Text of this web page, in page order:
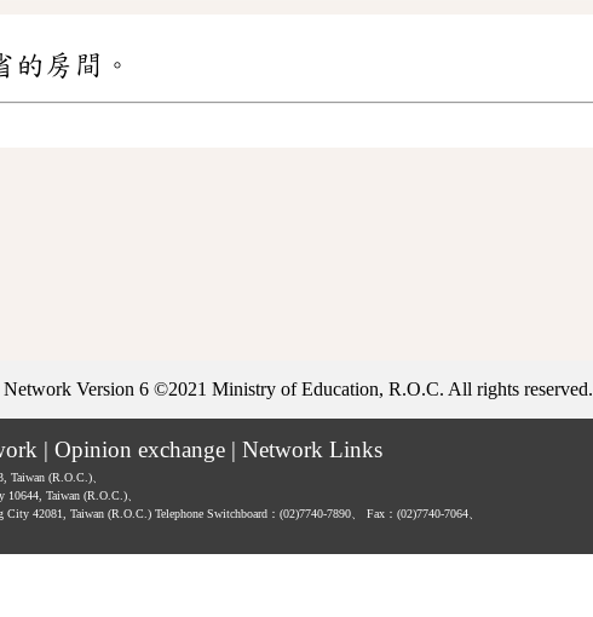
的房間。
Version 6 ©2021 Ministry of Education, R.O.C. All rights reserved.
| Opinion exchange | Network Links
Taiwan (R.O.C.)、
Taiwan (R.O.C.)、
City 42081, Taiwan (R.O.C.) Telephone Switchboard：(02)7740-7890、
Fax：(02)7740-7064、